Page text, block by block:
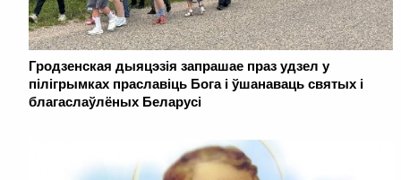
Гродзенская дыяцэзія запрашае праз удзел у
пілігрымках праславіць Бога і ўшанаваць святых і
благаслаўлёных Беларусі